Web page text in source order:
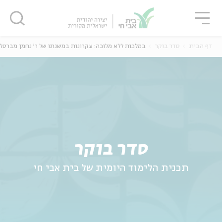
סדר בוקר
תכנית הלימוד היומית של בית אבי חי
דף הבית סדר בוקר במלכות ללא מלוכה: עקרונות במשנתו של ר' נחמן
סגור